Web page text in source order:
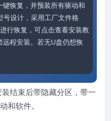
恢复，并预装所有驱动和
号设计，采用工厂文件格
行恢复，可点击查看安装教
程安装。若无U盘仍想恢
结束后带隐藏分区，带一
和软件。